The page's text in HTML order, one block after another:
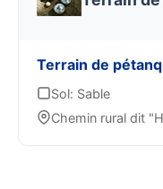
Terrain de
Sol: Sable
Chemin rural dit